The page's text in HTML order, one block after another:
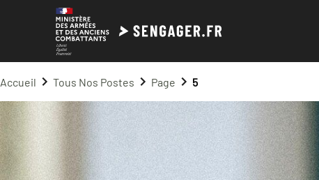
Accueil Tous Nos Postes Page 5